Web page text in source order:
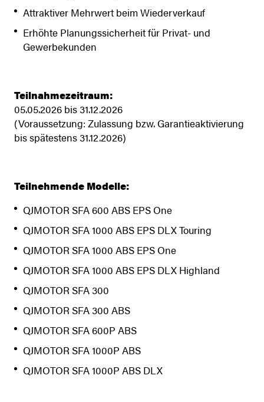
Attraktiver Mehrwert beim Wiederverkauf
Erhöhte Planungssicherheit für Privat- und
Gewerbekunden
Teilnahmezeitraum:
05.05.2026 bis 31.12.2026
(Voraussetzung: Zulassung bzw. Garantieaktivierung
bis spätestens 31.12.2026)
Teilnehmende Modelle:
QJMOTOR SFA 600 ABS EPS One
QJMOTOR SFA 1000 ABS EPS DLX Touring
QJMOTOR SFA 1000 ABS EPS One
QJMOTOR SFA 1000 ABS EPS DLX Highland
QJMOTOR SFA 300
QJMOTOR SFA 300 ABS
QJMOTOR SFA 600P ABS
QJMOTOR SFA 1000P ABS
QJMOTOR SFA 1000P ABS DLX